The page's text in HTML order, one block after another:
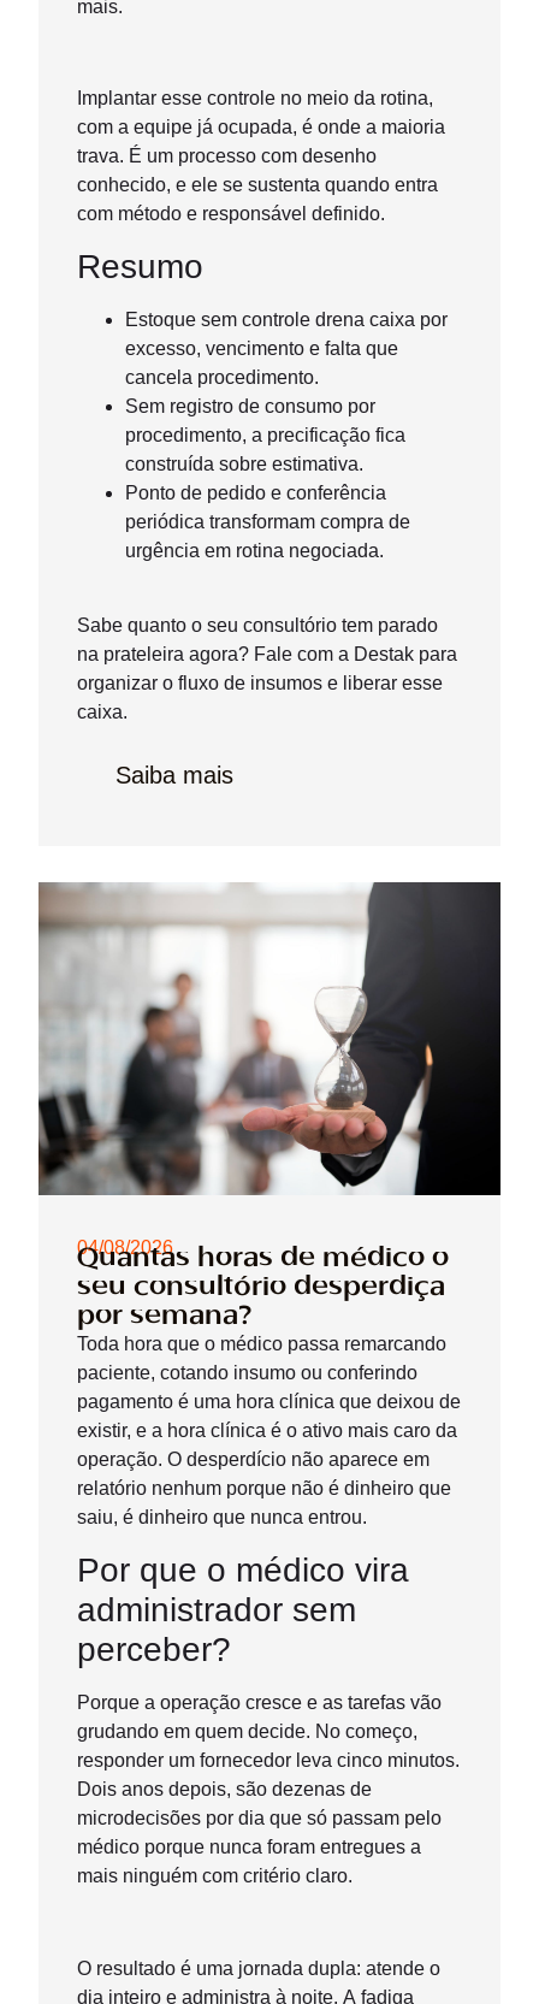
mais.
Implantar esse controle no meio da rotina,
com a equipe já ocupada, é onde a maioria
trava. É um processo com desenho
conhecido, e ele se sustenta quando entra
com método e responsável definido.
Resumo
Estoque sem controle drena caixa por
excesso, vencimento e falta que
cancela procedimento.
Sem registro de consumo por
procedimento, a precificação fica
construída sobre estimativa.
Ponto de pedido e conferência
periódica transformam compra de
urgência em rotina negociada.
Sabe quanto o seu consultório tem parado
na prateleira agora? Fale com a Destak para
organizar o fluxo de insumos e liberar esse
caixa.
Saiba mais
04/08/2026
Quantas horas de médico o
seu consultório desperdiça
por semana?
Toda hora que o médico passa remarcando
paciente, cotando insumo ou conferindo
pagamento é uma hora clínica que deixou de
existir, e a hora clínica é o ativo mais caro da
operação. O desperdício não aparece em
relatório nenhum porque não é dinheiro que
saiu, é dinheiro que nunca entrou.
Por que o médico vira
administrador sem
perceber?
Porque a operação cresce e as tarefas vão
grudando em quem decide. No começo,
responder um fornecedor leva cinco minutos.
Dois anos depois, são dezenas de
microdecisões por dia que só passam pelo
médico porque nunca foram entregues a
mais ninguém com critério claro.
O resultado é uma jornada dupla: atende o
dia inteiro e administra à noite. A fadiga